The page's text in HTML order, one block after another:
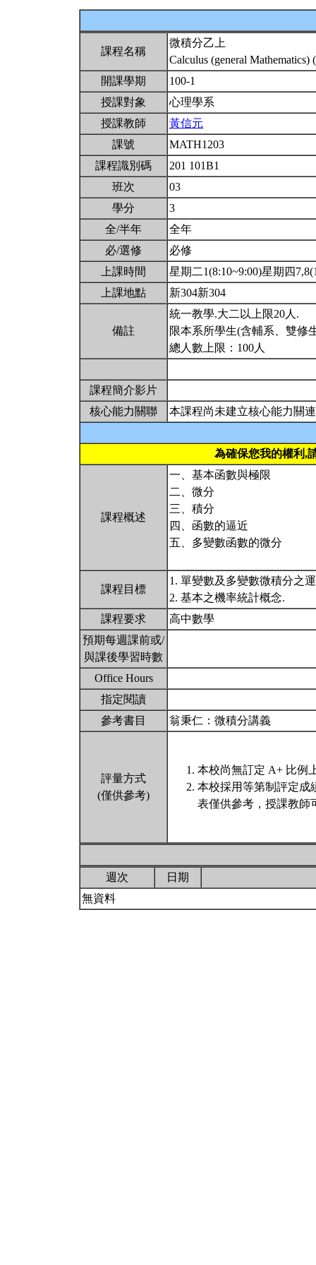
課程名稱
微積分乙上
Calculus (general Mathematics)
開課學期
100-1
授課對象
心理學系
授課教師
黃信元
課號
MATH1203
課程識別碼
201 101B1
班次
03
學分
3
全/半年
全年
必/選修
必修
上課時間
星期二1(8:10~9:00)星期四
上課地點
新304新304
備註
統一教學.大二以上限20人.
限本系所學生(含輔系、雙修
總人數上限：100人
課程簡介影片
核心能力關聯
本課程尚未建立核心能力關連
為確保您我的權利,
課程概述
一、基本函數與極限
二、微分
三、積分
四、函數的逼近
五、多變數函數的微分
課程目標
1. 單變數及多變數微積分之
2. 基本之機率統計概念.
課程要求
高中數學
預期每週課前或/
與課後學習時數
Office Hours
指定閱讀
參考書目
翁秉仁：微積分講義
評量方式
(僅供參考)
本校尚無訂定 A+ 比例
本校採用等第制評定成
表僅供參考，授課教師
週次
日期
無資料